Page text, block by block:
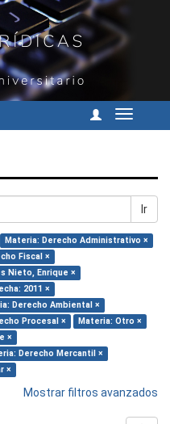
Cambiar
Ir
Materia: Derecho Administrativo ×
Fiscal ×
Nieto, Enrique ×
2011 ×
Derecho Ambiental ×
Procesal ×
Materia: Otro ×
×
Derecho Mercantil ×
×
Mostrar filtros avanzados